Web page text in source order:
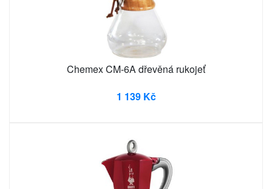
Chemex CM-6A dřevěná rukojeť
1 139 Kč